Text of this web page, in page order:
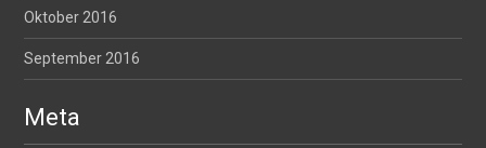
Oktober 2016
September 2016
Meta